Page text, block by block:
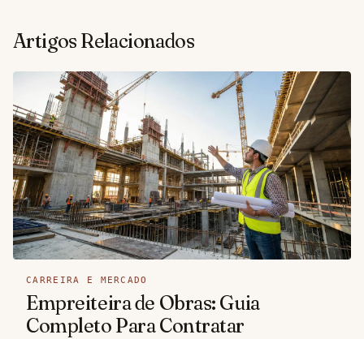
Artigos Relacionados
CARREIRA E MERCADO
Empreiteira de Obras: Guia
Completo Para Contratar